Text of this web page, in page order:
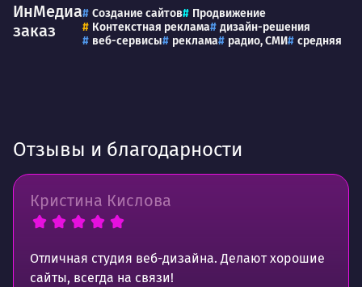
ИнМедиа
заказ
Создание сайтов
Продвижение
Контекстная реклама
дизайн-решения
веб-сервисы
реклама радио, СМИ средняя
Отзывы и благодарности
Кристина Кислова
Отличная студия веб-дизайна. Делают хорошие
сайты, всегда на связи!